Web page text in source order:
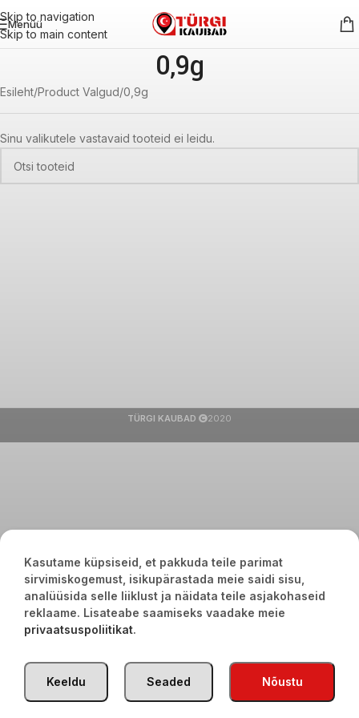
Skip to navigation
Skip to main content
Menüü
0,9g
Esileht Product Valgud 0,9g
Sinu valikutele vastavaid tooteid ei leidu.
TÜRGI KAUBAD 2020
Kasutame küpsiseid, et pakkuda teile parimat
sirvimiskogemust, isikupärastada meie saidi sisu,
analüüsida selle liiklust ja näidata teile asjakohaseid
reklaame. Lisateabe saamiseks vaadake meie
privaatsuspoliitikat.
Nõustu
Seaded
Keeldu